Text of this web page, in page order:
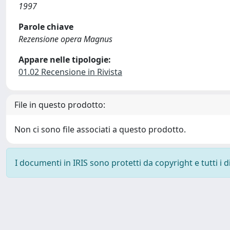
1997
Parole chiave
Rezensione opera Magnus
Appare nelle tipologie:
01.02 Recensione in Rivista
File in questo prodotto:
Non ci sono file associati a questo prodotto.
I documenti in IRIS sono protetti da copyright e tutti i